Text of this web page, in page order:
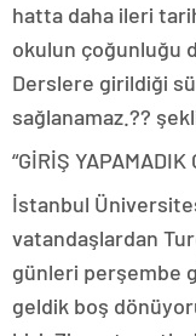
hatta daha ileri
okulun çoğunluğu
Derslere girildiği
sağlanamaz.??
“GİRİŞ YAPAMADIK
İstanbul
vatandaşlardan
günleri perşembe
geldik boş